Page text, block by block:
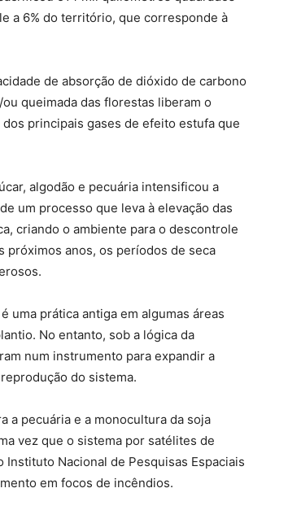
a 6% do território, que corresponde à
de absorção de dióxido de carbono
queimada das florestas liberam o
principais gases de efeito estufa que
algodão e pecuária intensificou a
um processo que leva à elevação das
criando o ambiente para o descontrole
próximos anos, os períodos de seca
uma prática antiga em algumas áreas
No entanto, sob a lógica da
num instrumento para expandir a
do sistema.
a pecuária e a monocultura da soja
vez que o sistema por satélites de
Nacional de Pesquisas Espaciais
em focos de incêndios.